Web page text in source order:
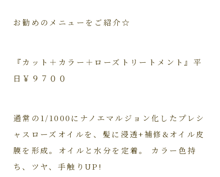
お勧めのメニューをご紹介☆
『カット＋カラー＋ローズトリートメント』平
日￥９７００
通常の1/1000にナノエマルジョン化したプレシ
ャスローズオイルを、髪に浸透+補修&オイル皮
膜を形成。オイルと水分を定着。 カラー色持
ち、ツヤ、手触りUP!